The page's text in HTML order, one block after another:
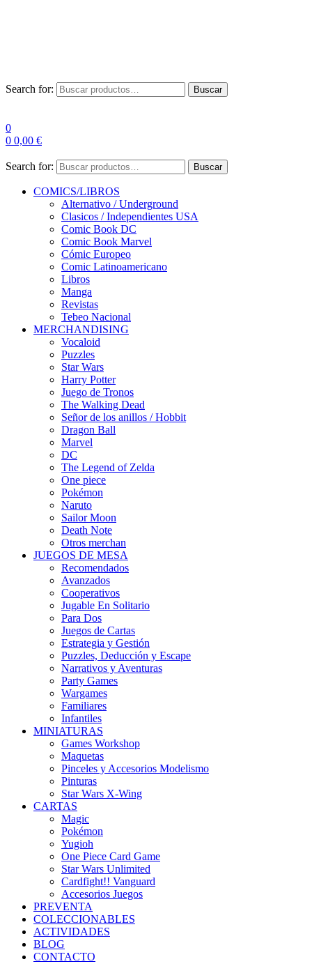
Search for: Buscar
0
0 0,00 €
Search for: Buscar
COMICS/LIBROS
Alternativo / Underground
Clasicos / Independientes USA
Comic Book DC
Comic Book Marvel
Cómic Europeo
Comic Latinoamericano
Libros
Manga
Revistas
Tebeo Nacional
MERCHANDISING
Vocaloid
Puzzles
Star Wars
Harry Potter
Juego de Tronos
The Walking Dead
Señor de los anillos / Hobbit
Dragon Ball
Marvel
DC
The Legend of Zelda
One piece
Pokémon
Naruto
Sailor Moon
Death Note
Otros merchan
JUEGOS DE MESA
Recomendados
Avanzados
Cooperativos
Jugable En Solitario
Para Dos
Juegos de Cartas
Estrategia y Gestión
Puzzles, Deducción y Escape
Narrativos y Aventuras
Party Games
Wargames
Familiares
Infantiles
MINIATURAS
Games Workshop
Maquetas
Pinceles y Accesorios Modelismo
Pinturas
Star Wars X-Wing
CARTAS
Magic
Pokémon
Yugioh
One Piece Card Game
Star Wars Unlimited
Cardfight!! Vanguard
Accesorios Juegos
PREVENTA
COLECCIONABLES
ACTIVIDADES
BLOG
CONTACTO